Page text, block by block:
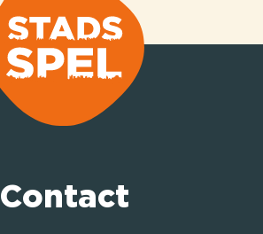
Contact